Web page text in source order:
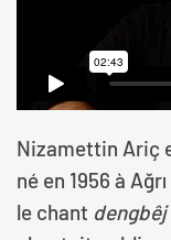
Nizamettin Ariç
né en 1956 à
le chant dengbêj